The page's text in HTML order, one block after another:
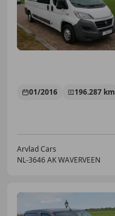
01/2016 196.287 km
Arvlad Cars
NL-3646 AK WAVERVEEN